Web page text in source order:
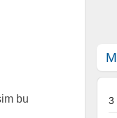
bu
3